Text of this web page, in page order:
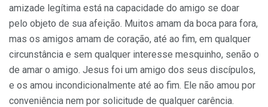
amizade legítima está na capacidade do amigo se doar
pelo objeto de sua afeição. Muitos amam da boca para fora,
mas os amigos amam de coração, até ao fim, em qualquer
circunstância e sem qualquer interesse mesquinho, senão o
de amar o amigo. Jesus foi um amigo dos seus discípulos,
e os amou incondicionalmente até ao fim. Ele não amou por
conveniência nem por solicitude de qualquer carência.